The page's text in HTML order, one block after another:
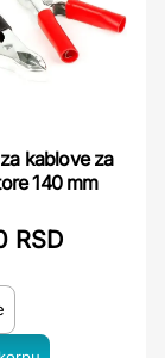
kablove za
140 mm
RSD